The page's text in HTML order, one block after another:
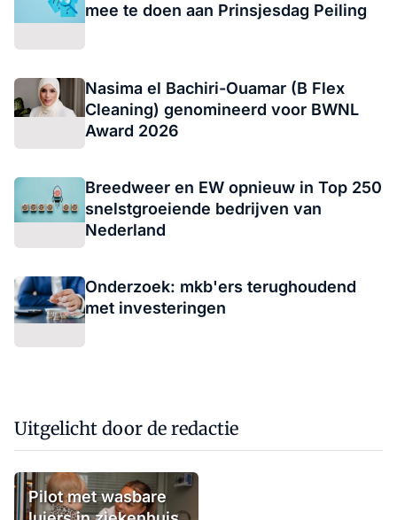
mee te doen aan Prinsjesdag Peiling
Nasima el Bachiri-Ouamar (B Flex
Cleaning) genomineerd voor BWNL
Award 2026
Breedweer en EW opnieuw in Top 250
snelstgroeiende bedrijven van
Nederland
Onderzoek: mkb'ers terughoudend
met investeringen
Uitgelicht door de redactie
Pilot met wasbare